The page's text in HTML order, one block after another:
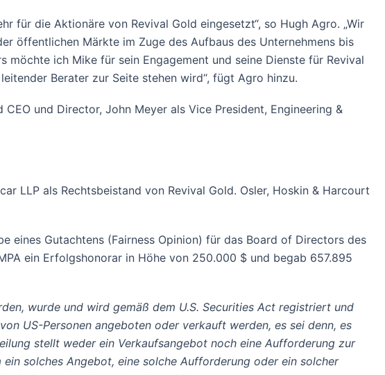
für die Aktionäre von Revival Gold eingesetzt“, so Hugh Agro. „Wir
öffentlichen Märkte im Zuge des Aufbaus des Unternehmens bis
ich Mike für sein Engagement und seine Dienste für Revival
Berater zur Seite stehen wird“, fügt Agro hinzu.
und Director, John Meyer als Vice President, Engineering &
LLP als Rechtsbeistand von Revival Gold. Osler, Hoskin & Harcourt
eines Gutachtens (Fairness Opinion) für das Board of Directors des
ein Erfolgshonorar in Höhe von 250.000 $ und begab 657.895
wurde und wird gemäß dem U.S. Securities Act registriert und
US-Personen angeboten oder verkauft werden, es sei denn, es
stellt weder ein Verkaufsangebot noch eine Aufforderung zur
solches Angebot, eine solche Aufforderung oder ein solcher